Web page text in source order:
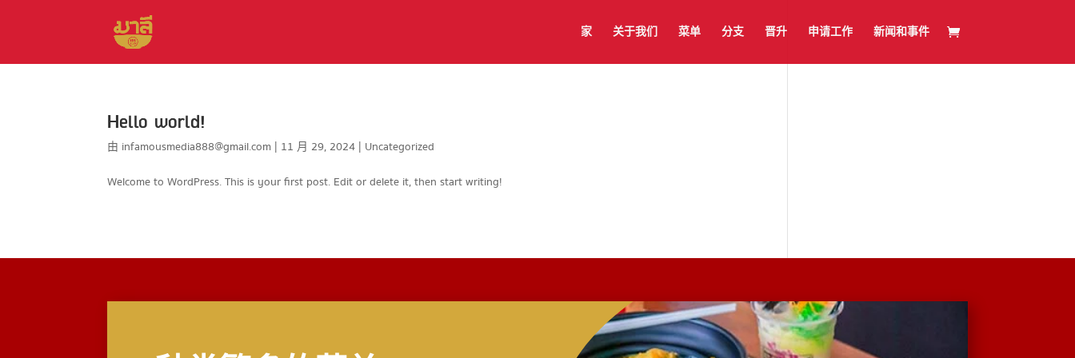
家 关于我们 菜单 分支 晋升 申请工作 新闻和事件
Hello world!
由 infamousmedia888@gmail.com | 11 月 29, 2024 | Uncategorized
Welcome to WordPress. This is your first post. Edit or delete it, then start writing!